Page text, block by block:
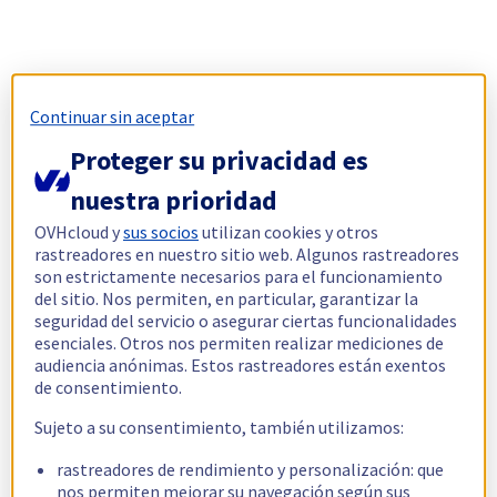
Continuar sin aceptar
Proteger su privacidad es
nuestra prioridad
OVHcloud ysus socios utilizan cookies y otros
rastreadores en nuestro sitio web. Algunos rastreadores
son estrictamente necesarios para el funcionamiento
del sitio. Nos permiten, en particular, garantizar la
seguridad del servicio o asegurar ciertas funcionalidades
esenciales. Otros nos permiten realizar mediciones de
audiencia anónimas. Estos rastreadores están exentos
de consentimiento.
Sujeto a su consentimiento, también utilizamos:
rastreadores de rendimiento y personalización: que
nos permiten mejorar su navegación según sus